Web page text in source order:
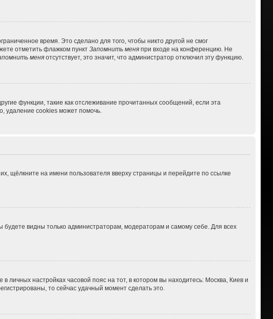
время. Это сделано для того, чтобы никто другой не смог
отметить флажком пункт Запомнить меняпри входе на конференцию. Не
меняотсутствует, это значит, что администратор отключил эту функцию.
функции, такие как отслеживание прочитанных сообщений, если эта
удаление cookies может помочь.
щёлкните на имени пользователя вверху страницы и перейдите по ссылке
будете видны только администраторам, модераторам и самому себе. Для всех
личных настройках часовой пояс на тот, в котором вы находитесь: Москва, Киев и
то сейчас удачный момент сделать это.